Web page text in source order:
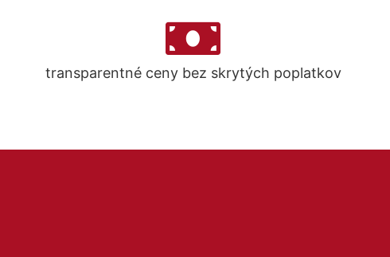
transparentné ceny bez skrytých poplatkov